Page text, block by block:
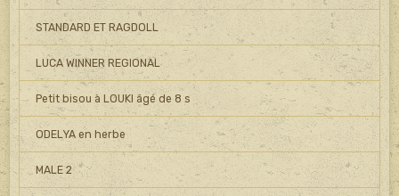
STANDARD ET RAGDOLL
LUCA WINNER REGIONAL
Petit bisou à LOUKI âgé de 8 s
ODELYA en herbe
MALE 2